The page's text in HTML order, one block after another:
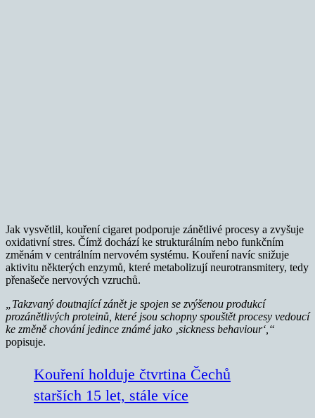
Jak vysvětlil, kouření cigaret podporuje zánětlivé procesy a zvyšuje
oxidativní stres. Čímž dochází ke strukturálním nebo funkčním
změnám v centrálním nervovém systému. Kouření navíc snižuje
aktivitu některých enzymů, které metabolizují neurotransmitery, tedy
přenašeče nervových vzruchů.
„Takzvaný doutnající zánět je spojen se zvýšenou produkcí
prozánětlivých proteinů, které jsou schopny spouštět procesy vedoucí
ke změně chování jedince známé jako ‚sickness behaviour‘,“
popisuje.
Kouření holduje čtvrtina Čechů
starších 15 let, stále více